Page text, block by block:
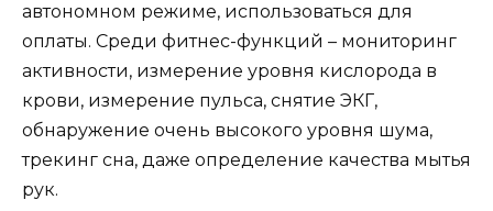
автономном режиме, использоваться для
оплаты. Среди фитнес-функций – мониторинг
активности, измерение уровня кислорода в
крови, измерение пульса, снятие ЭКГ,
обнаружение очень высокого уровня шума,
трекинг сна, даже определение качества мытья
рук.